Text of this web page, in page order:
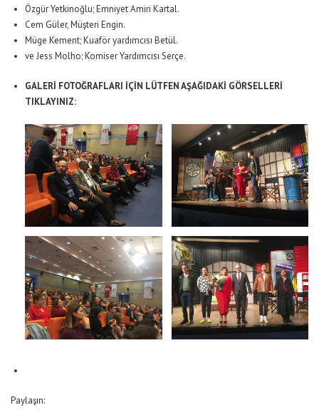
Özgür Yetkinoğlu; Emniyet Amiri Kartal.
Cem Güler, Müşteri Engin.
Müge Kement; Kuaför yardımcısı Betül.
ve Jess Molho; Komiser Yardımcısı Serçe.
GALERİ FOTOĞRAFLARI İÇİN LÜTFEN AŞAĞIDAKİ GÖRSELLERİ
TIKLAYINIZ:
Paylaşın: